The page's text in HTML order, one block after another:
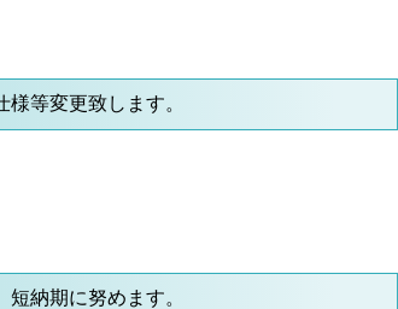
等変更致します。
納期に努めます。